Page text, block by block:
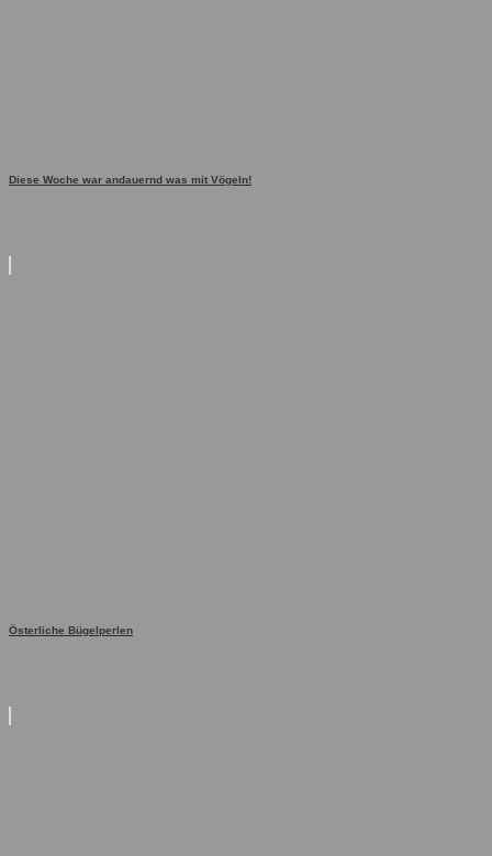
Diese Woche war andauernd was mit Vögeln!
Österliche Bügelperlen